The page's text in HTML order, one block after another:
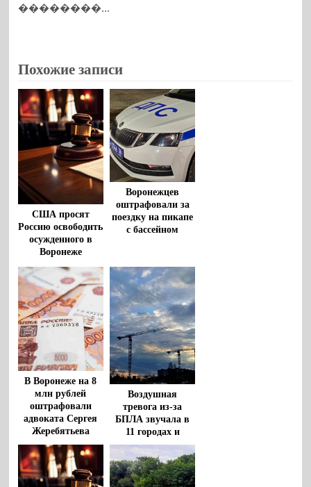
��������...
Похожие записи
США просят
Россию освободить
осужденного в
Воронеже
американца
Роберта Гилмана
Воронежцев
оштрафовали за
поездку на пикапе
с бассейном
В Воронеже на 8
млн рублей
оштрафовали
адвоката Сергея
Жеребятьева
Воздушная
тревога из-за
БПЛА звучала в
11 городах и
районах
Воронежской
области